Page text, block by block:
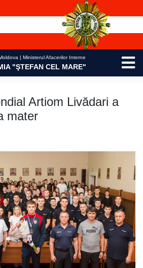
| Ministerul Afacerilor Interne
"ŞTEFAN CEL MARE"
Artiom Livădari a
mater